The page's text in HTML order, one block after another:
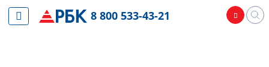
8 800 533-43-21